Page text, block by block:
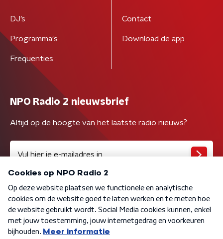
DJ’s
Programma's
Frequenties
Contact
Download de app
NPO Radio 2 nieuwsbrief
Altijd op de hoogte van het laatste radio nieuws?
Algemene voorwaarden